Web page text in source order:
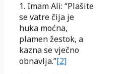
1. Imam Ali: “Plašite
se vatre čija je
huka moćna,
plamen žestok, a
kazna se vječno
obnavlja.”[2]